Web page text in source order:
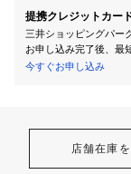
提携クレジットカー
三井ショッピングパー
お申し込み完了後、最
今すぐお申し込み
店舗在庫